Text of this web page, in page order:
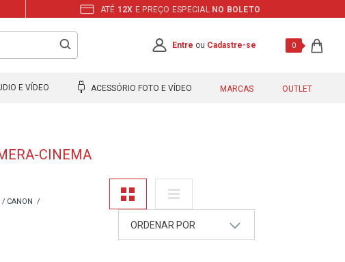
ATÉ 12X E PREÇO ESPECIAL NO BOLETO
Entre ou Cadastre-se 0
E VÍDEO ACESSÓRIO FOTO E VÍDEO MARCAS OUTLET
CINEMA
CANON
ORDENAR POR